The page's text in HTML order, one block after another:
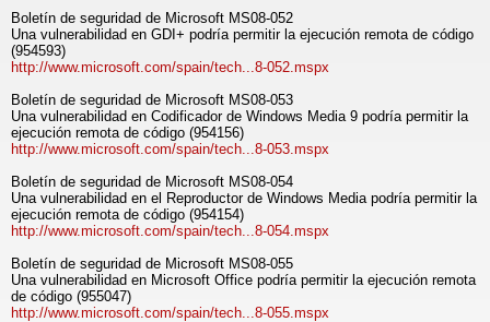
Boletín de seguridad de Microsoft MS08-052
Una vulnerabilidad en GDI+ podría permitir la ejecución remota de código
(954593)
http://www.microsoft.com/spain/tech...8-052.mspx
Boletín de seguridad de Microsoft MS08-053
Una vulnerabilidad en Codificador de Windows Media 9 podría permitir la
ejecución remota de código (954156)
http://www.microsoft.com/spain/tech...8-053.mspx
Boletín de seguridad de Microsoft MS08-054
Una vulnerabilidad en el Reproductor de Windows Media podría permitir la
ejecución remota de código (954154)
http://www.microsoft.com/spain/tech...8-054.mspx
Boletín de seguridad de Microsoft MS08-055
Una vulnerabilidad en Microsoft Office podría permitir la ejecución remota
de código (955047)
http://www.microsoft.com/spain/tech...8-055.mspx